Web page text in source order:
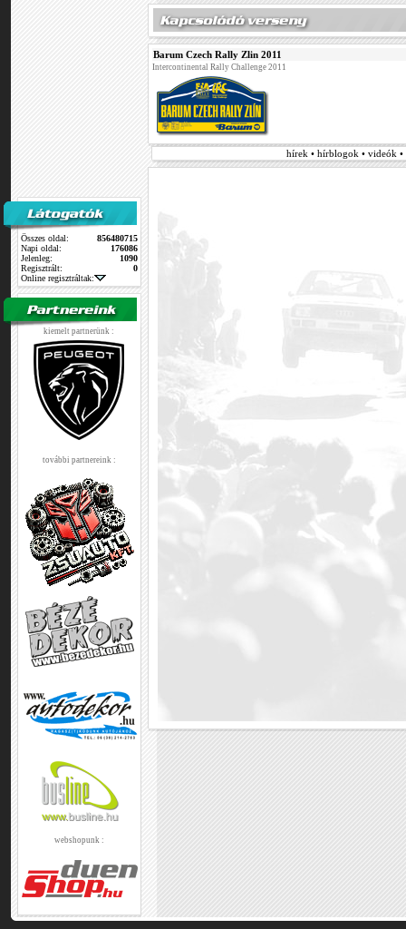
Összes oldal:
856480715
Napi oldal:
176086
Jelenleg:
1090
Regisztrált:
0
Online regisztráltak:
kiemelt partnerünk :
további partnereink :
webshopunk :
Barum Czech Rally Zlin 2011
Intercontinental Rally Challenge 2011
hírek • hírblogok • videók